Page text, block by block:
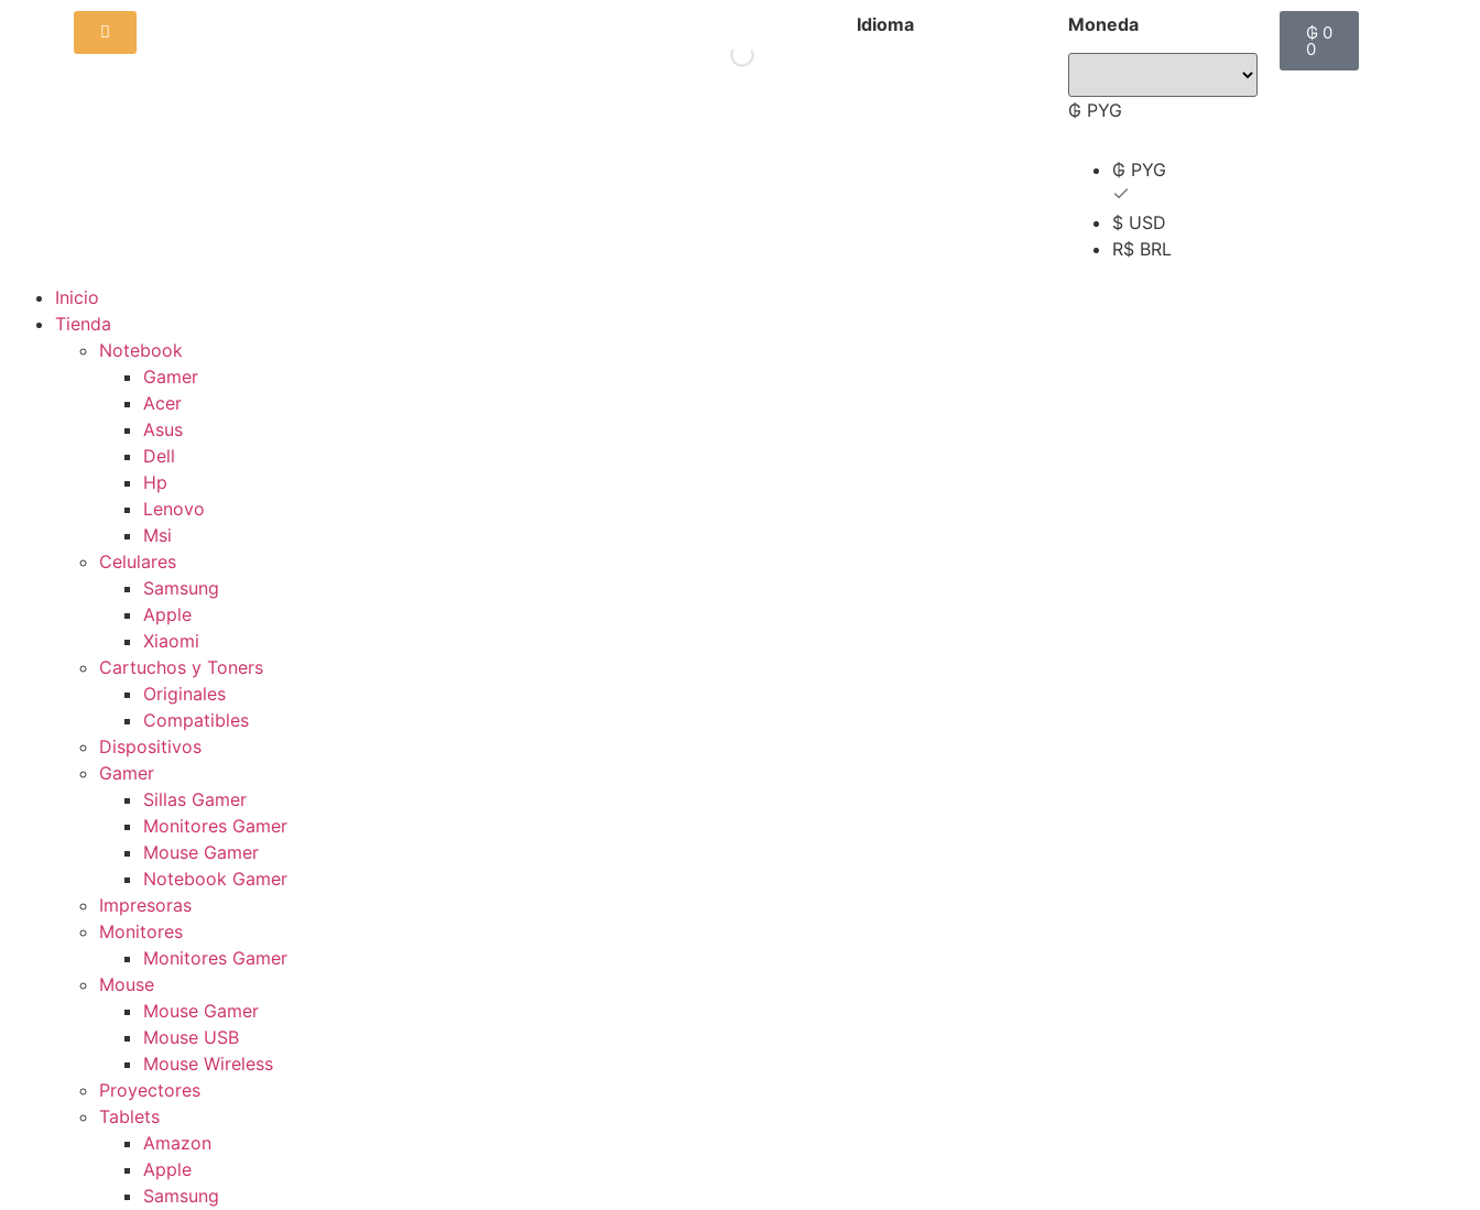
Idioma Moneda
₲ PYG
₲ PYG
$ USD
R$ BRL
₲0
0
Inicio
Tienda
Notebook
Gamer
Acer
Asus
Dell
Hp
Lenovo
Msi
Celulares
Samsung
Apple
Xiaomi
Cartuchos y Toners
Originales
Compatibles
Dispositivos
Gamer
Sillas Gamer
Monitores Gamer
Mouse Gamer
Notebook Gamer
Impresoras
Monitores
Monitores Gamer
Mouse
Mouse Gamer
Mouse USB
Mouse Wireless
Proyectores
Tablets
Amazon
Apple
Samsung